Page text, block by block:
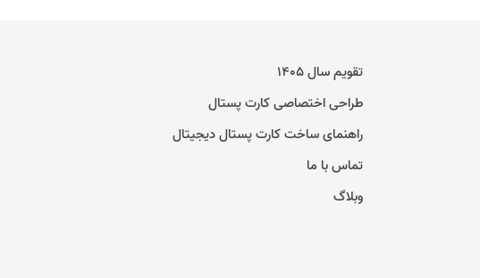
تقویم سال ۱۴۰۵
طراحی اختصاصی کارت پستال
راهنمای ساخت کارت پستال دیجیتال
تماس با ما
وبلاگ